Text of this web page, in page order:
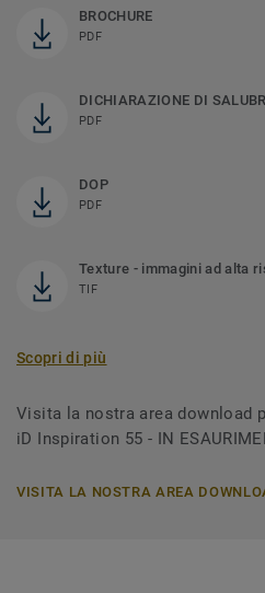
BROCHURE
PDF
DICHIARAZIONE DI
PDF
DOP
PDF
Texture - immagini ad alta
TIF
Scopri di più
Visita la nostra area download
iD Inspiration 55 - IN
VISITA LA NOSTRA AREA